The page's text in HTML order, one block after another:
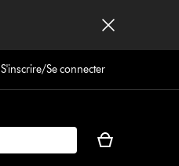
S'inscrire/Se connecter
Votre